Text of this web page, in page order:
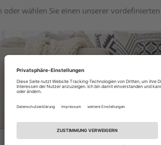
oder wählen Sie einen unserer